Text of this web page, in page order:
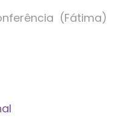
(Fátima)